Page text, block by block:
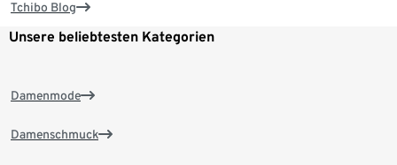
Tchibo Blog
Unsere beliebtesten Kategorien
Damenmode
Damenschmuck